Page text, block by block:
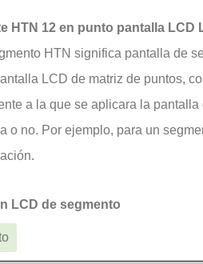
HTN 12 en punto pantalla LCD
HTN significa pantalla de
LCD de matriz de puntos,
a la que se aplicara la
o no. Por ejemplo, para un
LCD de segmento